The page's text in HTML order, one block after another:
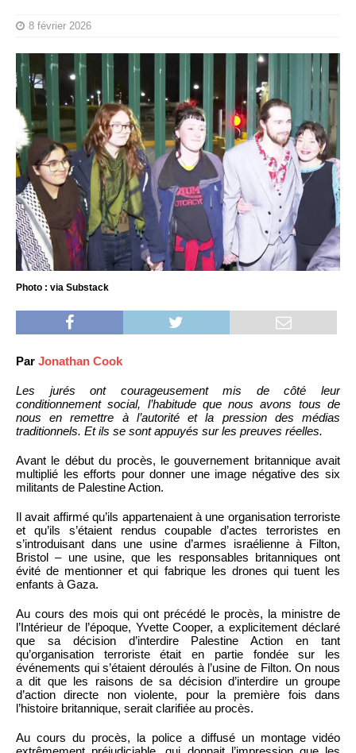
8 février 2026
Photo : via Substack
Par Jonathan Cook
Les jurés ont courageusement mis de côté leur
conditionnement social, l’habitude que nous avons tous de
nous en remettre à l’autorité et la pression des médias
traditionnels. Et ils se sont appuyés sur les preuves réelles.
Avant le début du procès, le gouvernement britannique avait
multiplié les efforts pour donner une image négative des six
militants de Palestine Action.
Il avait affirmé qu’ils appartenaient à une organisation terroriste
et qu’ils s’étaient rendus coupable d’actes terroristes en
s’introduisant dans une usine d’armes israélienne à Filton,
Bristol – une usine, que les responsables britanniques ont
évité de mentionner et qui fabrique les drones qui tuent les
enfants à Gaza.
Au cours des mois qui ont précédé le procès, la ministre de
l’Intérieur de l’époque, Yvette Cooper, a explicitement déclaré
que sa décision d’interdire Palestine Action en tant
qu’organisation terroriste était en partie fondée sur les
événements qui s’étaient déroulés à l’usine de Filton. On nous
a dit que les raisons de sa décision d’interdire un groupe
d’action directe non violente, pour la première fois dans
l’histoire britannique, serait clarifiée au procès.
Au cours du procès, la police a diffusé un montage vidéo